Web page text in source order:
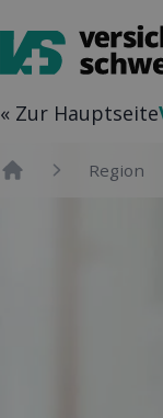
« Zur Hauptseite
Region